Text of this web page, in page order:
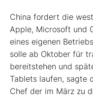
China fordert die
Apple, Microsoft und
eines eigenen
solle ab Oktober für
bereitstehen und
Tablets laufen, sagte
Chef der im März zu